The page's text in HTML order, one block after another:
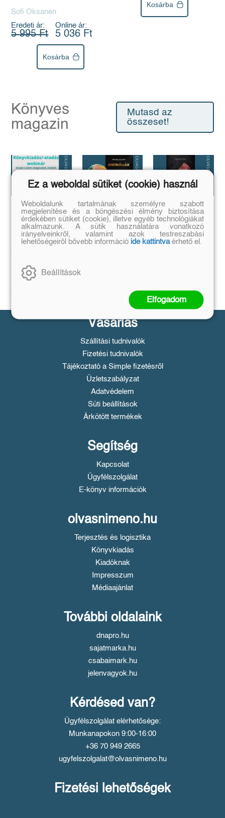
Sofi Oksanen
Eredeti ár:
5 995 Ft
Online ár:
5 036 Ft
Kosárba
Kosárba
Könyves
magazin
Mutasd az
összeset!
Megírtad a
könyvedet, de
azt is tudod,
hogyan add
Időpont: június
16., 18:00-19:00
Anomáliák
Mi történik akkor,
ha létezik egy
olyan tárgy, ami
...és mi van ha
mégis?
...a legrosszabb
helyzetből is lehet
Vásárlás
Szállítási tudnivalók
Fizetési tudnivalók
Tájékoztató a Simple fizetésről
Üzletszabályzat
Adatvédelem
Süti beállítások
Árkötött termékek
Segítség
Kapcsolat
Ügyfélszolgálat
E-könyv információk
olvasnimeno.hu
Terjesztés és logisztika
Könyvkiadás
Kiadóknak
Impresszum
Médiaajánlat
További oldalaink
dnapro.hu
sajatmarka.hu
csabaimark.hu
jelenvagyok.hu
Kérdésed van?
Ügyfélszolgálat elérhetősége:
Munkanapokon 9:00-16:00
+36 70 949 2665
ugyfelszolgalat@olvasnimeno.hu
Fizetési lehetőségek
Ez a weboldal sütiket (cookie) használ
Weboldalunk tartalmának személyre szabott
megjelenítése és a böngészési élmény biztosítása
érdekében sütiket (cookie), illetve egyéb technológiákat
alkalmazunk. A sütik használatára vonatkozó
irányelveinkről, valamint azok testreszabási
lehetőségeiről bővebb információ ide kattintvaérhető el.
Beállítások
Elfogadom